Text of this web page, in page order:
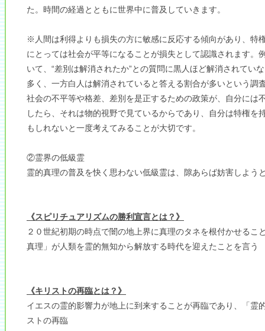
た。時間の経過とともに世界中に普及していきます。
※人間は利得よりも損失の方に敏感に反応する傾向があり、特
にとっては社会が平等になることが損失として認識されます。
いて、“差別は解消されたか”との質問に黒人ほど解消されてい
多く、一方白人は解消されていると答える割合が多いという調
社会の不平等や格差、差別を是正するための政策が、自分には
したら、それは物的視野で見ているからであり、自分は特権を
もしれないと一度考えてみることが大切です。
②霊界の低級霊
霊的真理の普及を快く思わない低級霊は、隙あらば妨害しよう
《スピリチュアリズムの勝利宣言とは？》
２０世紀初期の時点で闇の地上界に真理のタネを根付かせるこ
真理」が人類を霊的無知から解放する時代を迎えたことを言う
《キリストの再臨とは？》
イエスの霊的影響力が地上に到来することが再臨であり、「霊
ストの再臨